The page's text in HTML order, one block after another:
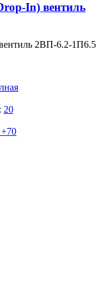
In) вентиль
2ВП-6.2-1П6.5
: 20